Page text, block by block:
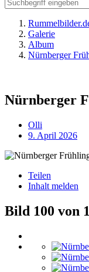
Galerie
Album
Nürnberger
Nürnberger
Olli
9. April 2026
Teilen
Inhalt melden
Bild 100 von